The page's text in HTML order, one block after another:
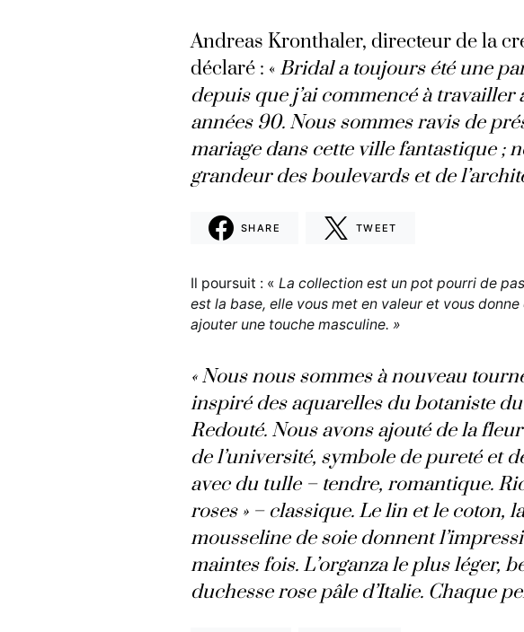
Andreas Kronthaler, directeur de la
déclaré : « Bridal a toujours été une
depuis que j’ai commencé à
années 90. Nous sommes ravis de
mariage dans cette ville fantastique ;
grandeur des boulevards et de
SHARE TWEET
Il poursuit : « La collection est un pot pourri de
est la base, elle vous met en valeur et vous
ajouter une touche masculine. »
« Nous nous sommes à nouveau
inspiré des aquarelles du botaniste
Redouté. Nous avons ajouté de la
de l’université, symbole de pureté et
avec du tulle – tendre, romantique.
roses » – classique. Le lin et le coton,
mousseline de soie donnent
maintes fois. L’organza le plus léger,
duchesse rose pâle d’Italie. Chaque